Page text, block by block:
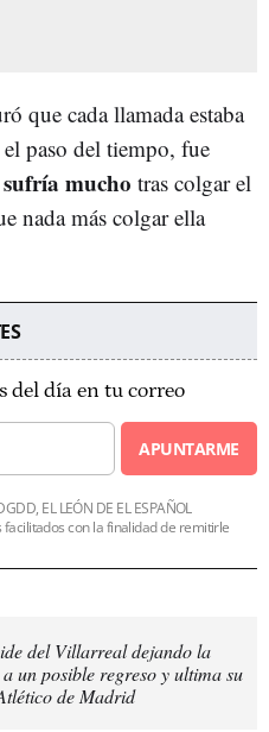
que cada llamada estaba
paso del tiempo, fue
sufría mucho tras colgar el
nada más colgar ella
del día en tu correo
APUNTARME
EL LEÓN DE EL ESPAÑOL
facilitados con la finalidad de remitirle
del Villarreal dejando la
un posible regreso y ultima su
de Madrid